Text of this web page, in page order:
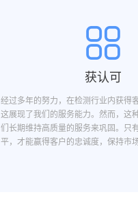
获认可
经过多年的努力，在检测行业内获得
这展现了我们的服务能力。然而，这
们长期维持高质量的服务来巩固。只
平，才能赢得客户的忠诚度，保持市